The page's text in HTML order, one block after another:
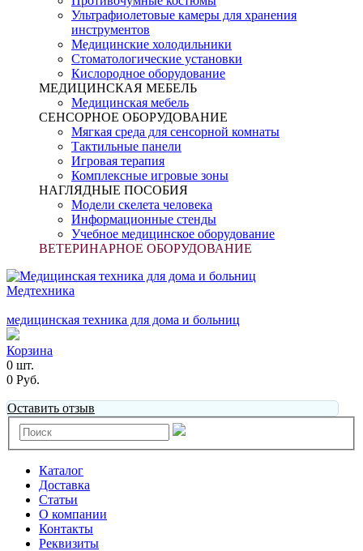
Ультрафиолетовые камеры для хранения
инструментов
Медицинские холодильники
Стоматологические установки
Кислородное оборудование
МЕДИЦИНСКАЯ МЕБЕЛЬ
Медицинская мебель
СЕНСОРНОЕ ОБОРУДОВАНИЕ
Мягкая среда для сенсорной комнаты
Тактильные панели
Игровая терапия
Комплексные игровые зоны
НАГЛЯДНЫЕ ПОСОБИЯ
Модели скелета человека
Информационные стенды
Учебное медицинское оборудование
ВЕТЕРИНАРНОЕ ОБОРУДОВАНИЕ
Медтехника
медицинская техника для дома и больниц
Корзина
0 шт.
0 Руб.
Оставить отзыв
Каталог
Доставка
Статьи
О компании
Контакты
Реквизиты